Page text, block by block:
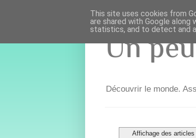
Un
Découvrir le monde.
Affichage des
This site uses cookies from
are shared with Google
statistics, and to detect and